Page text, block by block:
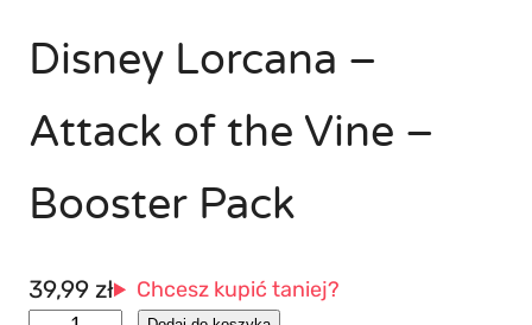
Disney Lorcana –
Attack of the Vine –
Booster Pack
39,99 zł
Chcesz kupić taniej?